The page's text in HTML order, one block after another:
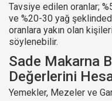
Tavsiye edilen oranlar;
ve %20-30 yağ
oranlara yakın olan
söylenebilir.
Sade Makarna
Değerlerini
Yemekler, Mezeler ve